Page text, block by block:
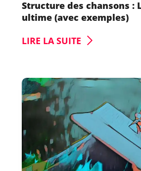
Structure des chansons :
ultime (avec exemples)
LIRE LA SUITE